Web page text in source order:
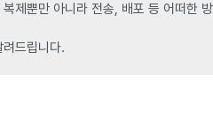
제뿐만 아니라 전송, 배포 등 어떠한
드립니다.